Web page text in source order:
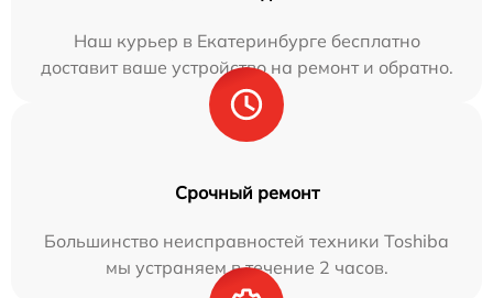
Наш курьер в Екатеринбурге бесплатно
доставит ваше устройство на ремонт и обратно.
Срочный ремонт
Большинство неисправностей техники Toshiba
мы устраняем в течение 2 часов.